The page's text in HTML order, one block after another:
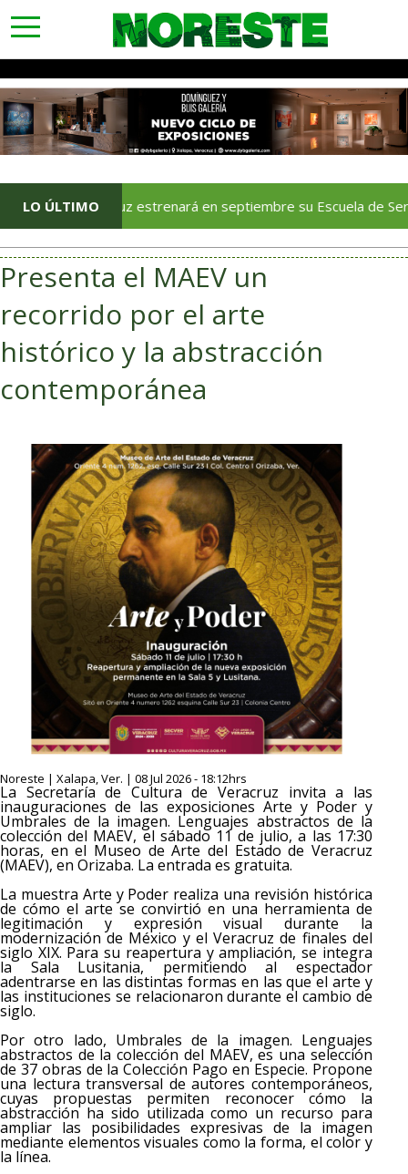
toggle
navigation
LO ÚLTIMO
Veracruz estrenará en septiembre su Escuela de Servicios
Presenta el MAEV un
recorrido por el arte
histórico y la abstracción
contemporánea
Noreste | Xalapa, Ver. | 08 Jul 2026 - 18:12hrs
La Secretaría de Cultura de Veracruz invita a las
inauguraciones de las exposiciones Arte y Poder y
Umbrales de la imagen. Lenguajes abstractos de la
colección del MAEV, el sábado 11 de julio, a las 17:30
horas, en el Museo de Arte del Estado de Veracruz
(MAEV), en Orizaba. La entrada es gratuita.
La muestra Arte y Poder realiza una revisión histórica
de cómo el arte se convirtió en una herramienta de
legitimación y expresión visual durante la
modernización de México y el Veracruz de finales del
siglo XIX. Para su reapertura y ampliación, se integra
la Sala Lusitania, permitiendo al espectador
adentrarse en las distintas formas en las que el arte y
las instituciones se relacionaron durante el cambio de
siglo.
Por otro lado, Umbrales de la imagen. Lenguajes
abstractos de la colección del MAEV, es una selección
de 37 obras de la Colección Pago en Especie. Propone
una lectura transversal de autores contemporáneos,
cuyas propuestas permiten reconocer cómo la
abstracción ha sido utilizada como un recurso para
ampliar las posibilidades expresivas de la imagen
mediante elementos visuales como la forma, el color y
la línea.